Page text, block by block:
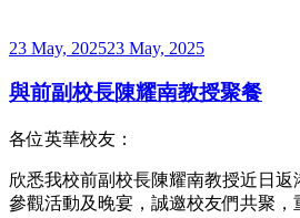
Posted
23 May, 202523 May, 2025
與前副校長陳耀南教授聚餐
各位英華校友：
欣悉我校前副校長陳耀南教授近日
參觀活動及晚宴，誠邀校友們共聚，